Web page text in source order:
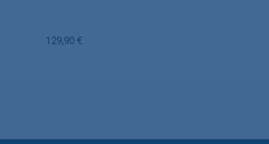
Regulärer Preis:
129,90 €